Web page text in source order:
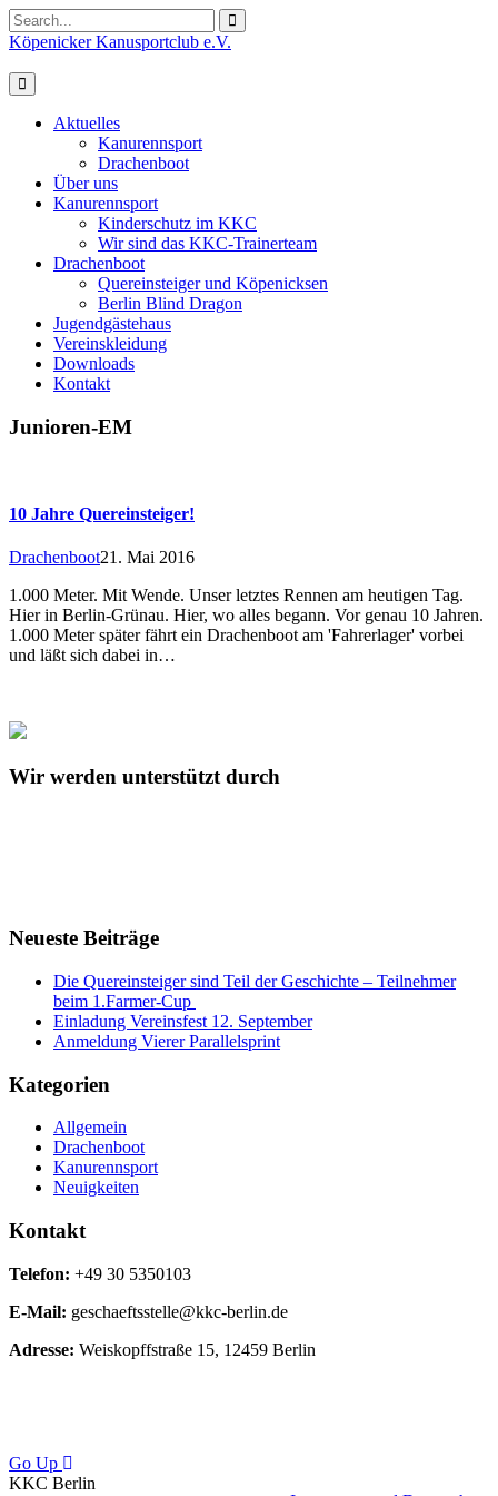
Search
for:
Köpenicker Kanusportclub e.V.
Aktuelles
Kanurennsport
Drachenboot
Über uns
Kanurennsport
Kinderschutz im KKC
Wir sind das KKC-Trainerteam
Drachenboot
Quereinsteiger und Köpenicksen
Berlin Blind Dragon
Jugendgästehaus
Vereinskleidung
Downloads
Kontakt
Junioren-EM
10 Jahre Quereinsteiger!
Drachenboot21. Mai 2016
1.000 Meter. Mit Wende. Unser letztes Rennen am heutigen Tag.
Hier in Berlin-Grünau. Hier, wo alles begann. Vor genau 10 Jahren.
1.000 Meter später fährt ein Drachenboot am 'Fahrerlager' vorbei
und läßt sich dabei in…
Wir werden unterstützt durch
Neueste Beiträge
Die Quereinsteiger sind Teil der Geschichte – Teilnehmer
beim 1.Farmer-Cup
Einladung Vereinsfest 12. September
Anmeldung Vierer Parallelsprint
Kategorien
Allgemein
Drachenboot
Kanurennsport
Neuigkeiten
Kontakt
Telefon: +49 30 5350103
E-Mail: geschaeftsstelle@kkc-berlin.de
Adresse: Weiskopffstraße 15, 12459 Berlin
Go Up
KKC Berlin